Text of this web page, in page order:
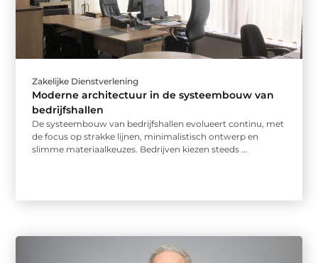
Zakelijke Dienstverlening
Moderne architectuur in de systeembouw van
bedrijfshallen
De systeembouw van bedrijfshallen evolueert continu, met
de focus op strakke lijnen, minimalistisch ontwerp en
slimme materiaalkeuzes. Bedrijven kiezen steeds ...